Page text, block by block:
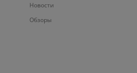
Новости
Обзоры